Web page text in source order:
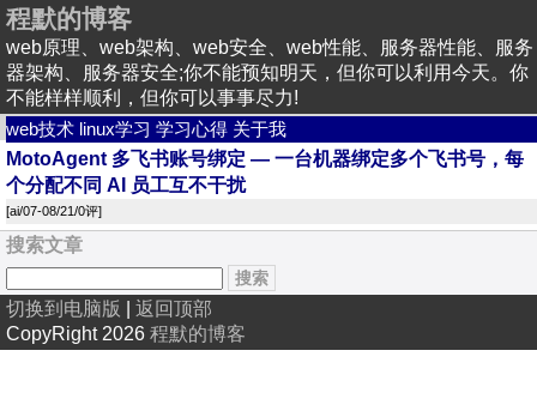
程默的博客
web原理、web架构、web安全、web性能、服务器性能、服务
器架构、服务器安全;你不能预知明天，但你可以利用今天。你
不能样样顺利，但你可以事事尽力!
web技术 linux学习 学习心得 关于我
MotoAgent 多飞书账号绑定 — 一台机器绑定多个飞书号，每
个分配不同 AI 员工互不干扰
[ai/07-08/21/0评]
搜索文章
切换到电脑版
返回顶部
CopyRight 2026 程默的博客